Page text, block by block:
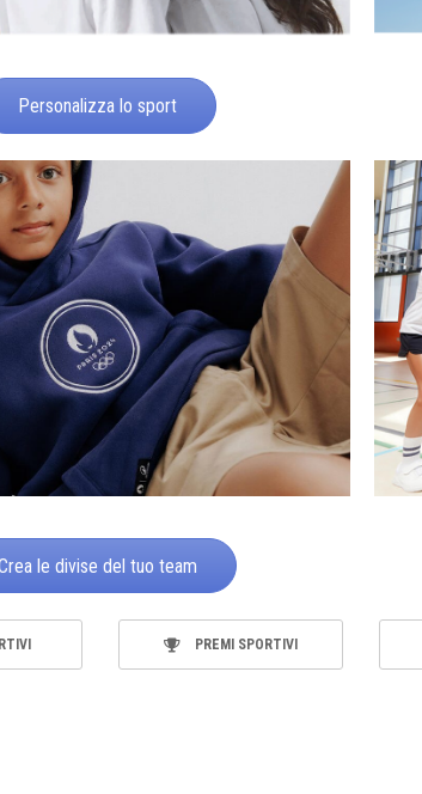
Personalizza lo sport
le divise del tuo team
PREMI SPORTIVI